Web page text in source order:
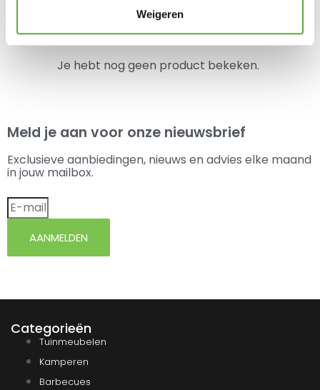
Weigeren
Je hebt nog geen product bekeken.
Meld je aan voor onze nieuwsbrief
Exclusieve aanbiedingen, nieuws en advies elke maand
in jouw mailbox.
AANMELDEN
Categorieën
Tuinmeubelen
Kamperen
Barbecues